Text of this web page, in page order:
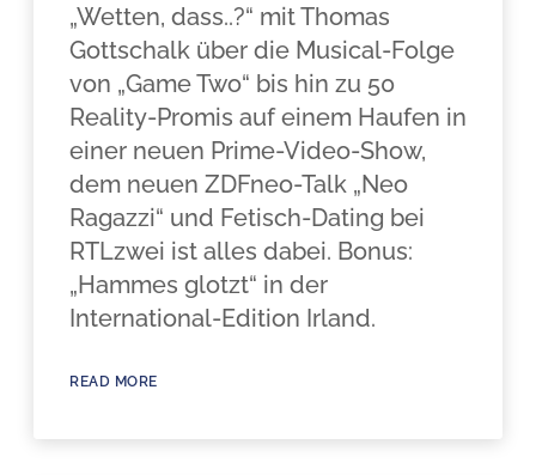
„Wetten, dass..?“ mit Thomas
Gottschalk über die Musical-Folge
von „Game Two“ bis hin zu 50
Reality-Promis auf einem Haufen in
einer neuen Prime-Video-Show,
dem neuen ZDFneo-Talk „Neo
Ragazzi“ und Fetisch-Dating bei
RTLzwei ist alles dabei. Bonus:
„Hammes glotzt“ in der
International-Edition Irland.
READ MORE